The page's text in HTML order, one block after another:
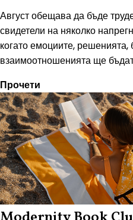
Август обещава да бъде
свидетели на няколко
когато емоциите, решенията,
взаимоотношенията ще
Прочети